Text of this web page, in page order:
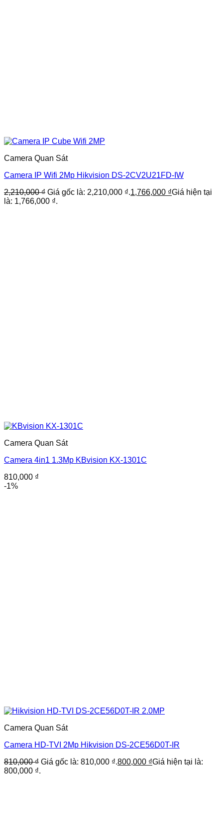
Camera Quan Sát
Camera IP Wifi 2Mp Hikvision DS-2CV2U21FD-IW
2,210,000₫ Giá gốc là: 2,210,000 ₫.1,766,000 ₫Giá hiện tại
là: 1,766,000 ₫.
Camera Quan Sát
Camera 4in1 1.3Mp KBvision KX-1301C
810,000 ₫
-1%
Camera Quan Sát
Camera HD-TVI 2Mp Hikvision DS-2CE56D0T-IR
810,000₫ Giá gốc là: 810,000 ₫.800,000 ₫Giá hiện tại là:
800,000 ₫.